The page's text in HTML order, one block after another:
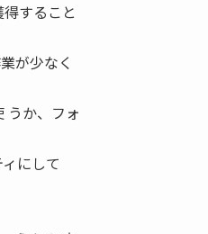
すること
が少なく
うか、フォ
にして